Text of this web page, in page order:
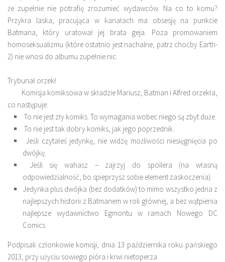
że zupełnie nie potrafię zrozumieć wydawców. Na co to komu?
Przykra laska, pracująca w kanałach ma obsesję na punkcie
Batmana, który uratował jej brata geja. Poza promowaniem
homoseksualizmu (które ostatnio jest nachalne, patrz choćby Earth-
2) nie wnosi do albumu zupełnie nic.
Trybunał orzekł
Komisja komiksowa w składzie Mariusz, Batman i Alfred orzekła,
co następuje:
To nie jest zły komiks. To wymagania wobec niego są zbyt duże.
To nie jest tak dobry komiks, jak jego poprzednik.
Jeśli czytałeś jedynkę, nie widzę możliwości niesięgnięcia po
dwójkę.
Jeśli się wahasz – zajrzyj do spoilera (na własną
odpowiedzialność, bo spieprzysz sobie element zaskoczenia).
Jedynka plus dwójka (bez dodatków) to mimo wszystko jedna z
najlepszych historii z Batmanem w roli głównej, a bez wątpienia
najlepsze wydawnictwo Egmontu w ramach Nowego DC
Comics
Podpisali członkowie komisji, dnia 13 października roku pańskiego
2013, przy użyciu sowiego pióra i krwi nietoperza.